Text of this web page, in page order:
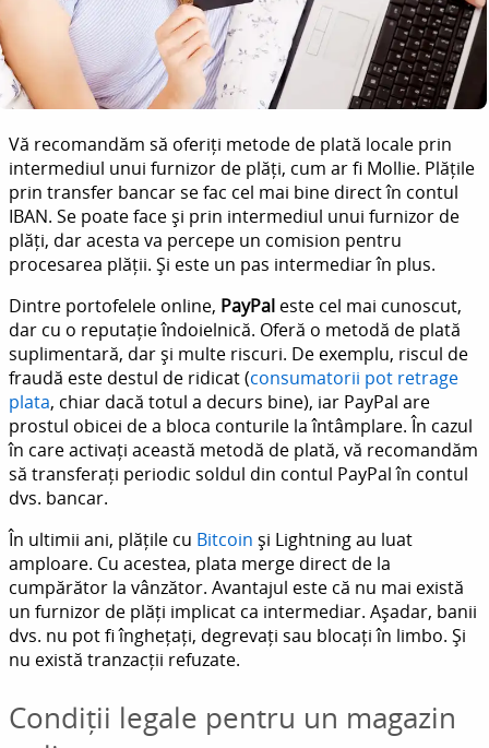
Vă recomandăm să oferiți metode de plată locale prin
intermediul unui furnizor de plăți, cum ar fi Mollie. Plățile
prin transfer bancar se fac cel mai bine direct în contul
IBAN. Se poate face și prin intermediul unui furnizor de
plăți, dar acesta va percepe un comision pentru
procesarea plății. Și este un pas intermediar în plus.
Dintre portofelele online, PayPal este cel mai cunoscut,
dar cu o reputație îndoielnică. Oferă o metodă de plată
suplimentară, dar și multe riscuri. De exemplu, riscul de
fraudă este destul de ridicat (consumatorii pot retrage
plata, chiar dacă totul a decurs bine), iar PayPal are
prostul obicei de a bloca conturile la întâmplare. În cazul
în care activați această metodă de plată, vă recomandăm
să transferați periodic soldul din contul PayPal în contul
dvs. bancar.
În ultimii ani, plățile cu Bitcoin și Lightning au luat
amploare. Cu acestea, plata merge direct de la
cumpărător la vânzător. Avantajul este că nu mai există
un furnizor de plăți implicat ca intermediar. Așadar, banii
dvs. nu pot fi înghețați, degrevați sau blocați în limbo. Și
nu există tranzacții refuzate.
Condiții legale pentru un magazin